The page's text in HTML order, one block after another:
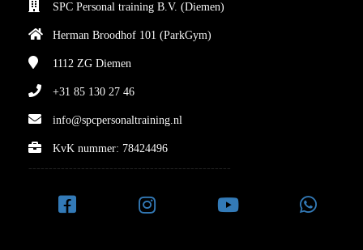
SPC Personal training B.V. (Diemen)
Herman Broodhof 101 (ParkGym)
1112 ZG Diemen
+31 85 130 27 46
info@spcpersonaltraining.nl
KvK nummer: 78424496
--------------------------------------------------